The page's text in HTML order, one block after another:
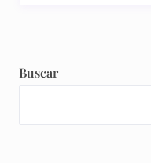
Buscar